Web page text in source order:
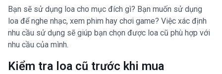
Bạn sẽ sử dụng loa cho mục đích gì? Bạn muốn sử dụng
loa để nghe nhạc, xem phim hay chơi game? Việc xác định
nhu cầu sử dụng sẽ giúp bạn chọn được loa cũ phù hợp với
nhu cầu của mình.
Kiểm tra loa cũ trước khi mua